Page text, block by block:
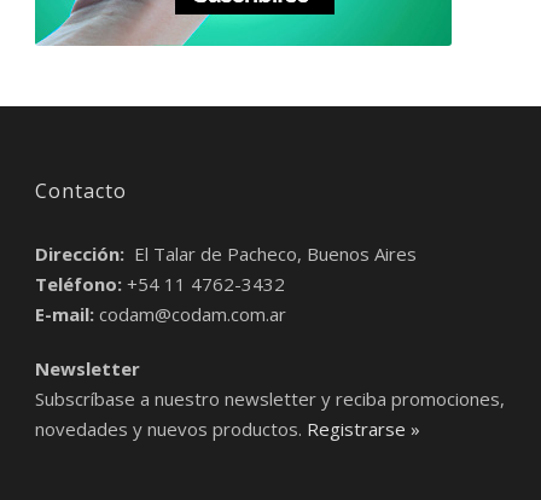
Contacto
Dirección: El Talar de Pacheco, Buenos Aires
Teléfono: +54 11 4762-3432
E-mail: codam@codam.com.ar
Newsletter
Subscríbase a nuestro newsletter y reciba promociones,
novedades y nuevos productos. Registrarse »